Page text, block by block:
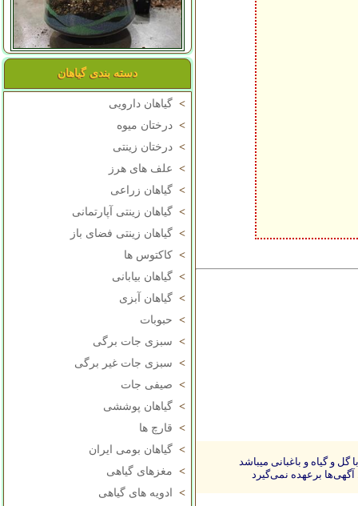
دسته بندی گیاهان
> گیاهان دارویی
> درختان میوه
> درختان زینتی
> علف های هرز
> گیاهان زراعی
> گیاهان زینتی آپارتمانی
> گیاهان زینتی فضای باز
> کاکتوس ها
> گیاهان بیابانی
> گیاهان آبزی
> حبوبات
> سبزی جات برگی
> سبزی جات غیر برگی
> صیفی جات
> گیاهان پوششی
> قارچ ها
> گیاهان بومی ایران
> مغزهای گیاهی
>
ادویه های گیاهی
و گیاه و باغبانی میباشد
آگهی‌ها برعهده نمی‌گیرد